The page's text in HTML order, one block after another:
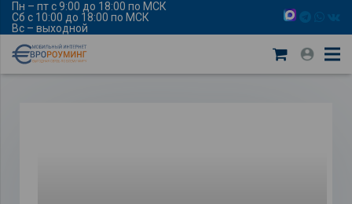
Пн – пт с 9:00 до 18:00 по МСК
Сб с 10:00 до 18:00 по МСК
Вс – выходной